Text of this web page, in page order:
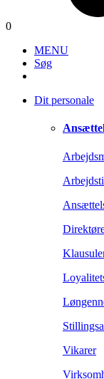
0
MENU
Søg
Dit personale
Vikarer